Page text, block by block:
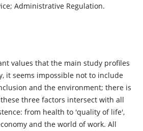
Administrative Regulation.
values that the main study profiles
it seems impossible not to include
and the environment; there is
three factors intersect with all
from health to 'quality of life',
and the world of work. All